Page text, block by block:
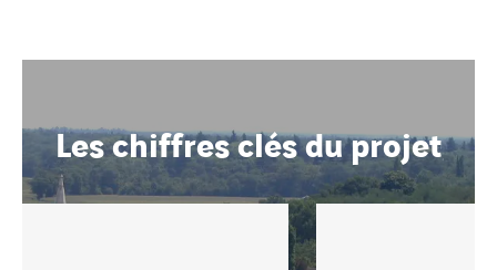
Les chiffres clés du projet